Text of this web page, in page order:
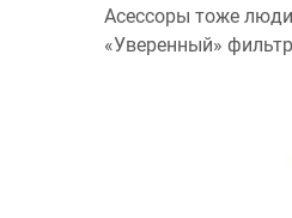
Асессоры тоже люди
«Уверенный»